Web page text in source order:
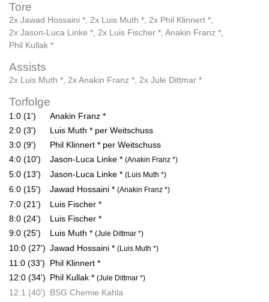
Tore
2x Jawad Hossaini * 2x Luis Muth * 2x Phil Klinnert *
2x Jason-Luca Linke * 2x Luis Fischer * Anakin Franz *
Phil Kullak *
Assists
2x Luis Muth * 2x Anakin Franz * 2x Jule Dittmar *
Torfolge
1:0 (1')
Anakin Franz *
2:0 (3')
Luis Muth * per Weitschuss
3:0 (9')
Phil Klinnert * per Weitschuss
4:0 (10')
Jason-Luca Linke * (Anakin Franz *)
5:0 (13') Jason-Luca Linke * (Luis Muth *)
6:0 (15') Jawad Hossaini * (Anakin Franz *)
7:0 (21')
Luis Fischer *
8:0 (24')
Luis Fischer *
9:0 (25')
Luis Muth * (Jule Dittmar *)
10:0 (27') Jawad Hossaini * (Luis Muth *)
11:0 (33')
Phil Klinnert *
12:0 (34') Phil Kullak * (Jule Dittmar *)
12:1 (40') BSG Chemie Kahla